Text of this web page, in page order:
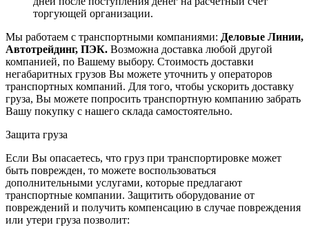
торгующей организации.
Мы работаем с транспортными компаниями: Деловые Линии,
Автотрейдинг, ПЭК. Возможна доставка любой другой
компанией, по Вашему выбору. Стоимость доставки
негабаритных грузов Вы можете уточнить у операторов
транспортных компаний. Для того, чтобы ускорить доставку
груза, Вы можете попросить транспортную компанию забрать
Вашу покупку с нашего склада самостоятельно.
Защита груза
Если Вы опасаетесь, что груз при транспортировке может
быть поврежден, то можете воспользоваться
дополнительными услугами, которые предлагают
транспортные компании. Защитить оборудование от
повреждений и получить компенсацию в случае повреждения
или утери груза позволит: